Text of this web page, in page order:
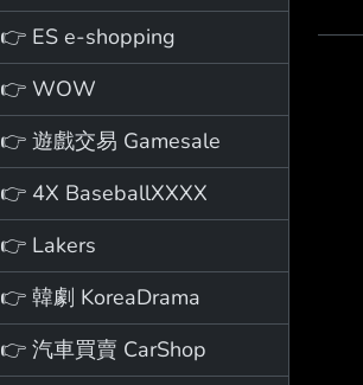
👉 ES e-shopping
👉 WOW
👉 遊戲交易 Gamesale
👉 4X BaseballXXXX
👉 Lakers
👉 韓劇 KoreaDrama
👉 汽車買賣 CarShop